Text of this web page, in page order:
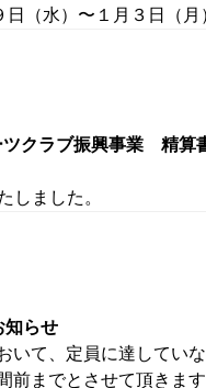
（水）〜１月３日（月
クラブ振興事業 精算
しました。
知らせ
いて、定員に達してい
前までとさせて頂きま